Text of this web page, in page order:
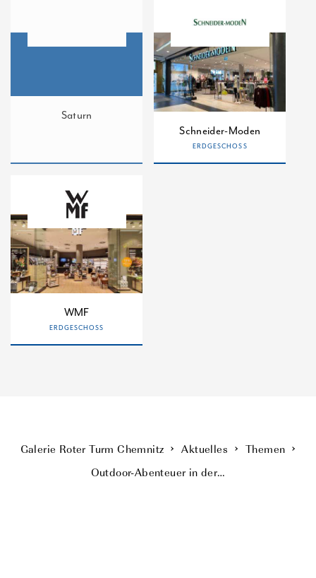
Saturn
Schneider-Moden
ERDGESCHOSS
WMF
ERDGESCHOSS
Galerie Roter Turm Chemnitz Aktuelles
Themen
Outdoor-Abenteuer in der…